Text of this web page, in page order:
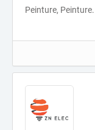
Peinture, Peinture.